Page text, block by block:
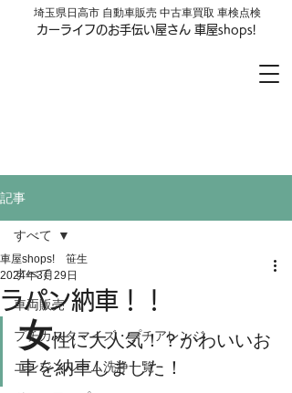
​埼玉県日高市 自動車販売 中古車買取 車検点検
カーライフのお手伝い屋さん 車屋shops!
記事
すべて
車両販売
プチカスタマイズ・プチアレンジ
エンジンルーム洗浄一覧
すべて
ラパン納車！！
車屋shops! 笹生
2024年3月29日
女性に大人気！？かわいいお
車を納車しました！